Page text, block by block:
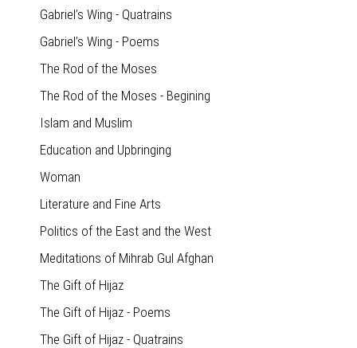
Gabriel’s Wing - Quatrains
Gabriel’s Wing - Poems
The Rod of the Moses
The Rod of the Moses - Begining
Islam and Muslim
Education and Upbringing
Woman
Literature and Fine Arts
Politics of the East and the West
Meditations of Mihrab Gul Afghan
The Gift of Hijaz
The Gift of Hijaz - Poems
The Gift of Hijaz - Quatrains